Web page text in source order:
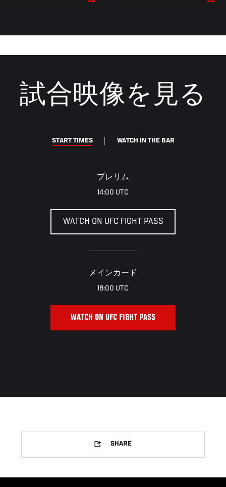
試合映像を見る
START TIMES WATCH IN THE BAR
プレリム
14:00 UTC
WATCH ON UFC FIGHT PASS
メインカード
18:00 UTC
WATCH ON UFC FIGHT PASS
SHARE